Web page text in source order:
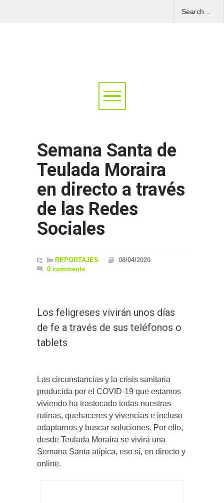
Semana Santa de
Teulada Moraira
en directo a través
de las Redes
Sociales
In REPORTAJES
08/04/2020
0 comments
Los feligreses vivirán unos días
de fe a través de sus teléfonos o
tablets
Las circunstancias y la crisis sanitaria
producida por el COVID-19 que estamos
viviendo ha trastocado todas nuestras
rutinas, quehaceres y vivencias e incluso
adaptarnos y buscar soluciones. Por ello,
desde Teulada Moraira se vivirá una
Semana Santa atípica, eso sí, en directo y
online.